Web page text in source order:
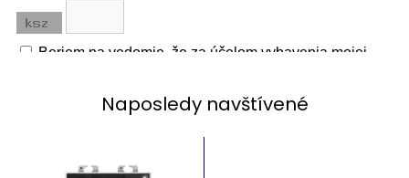
Naposledy navštívené